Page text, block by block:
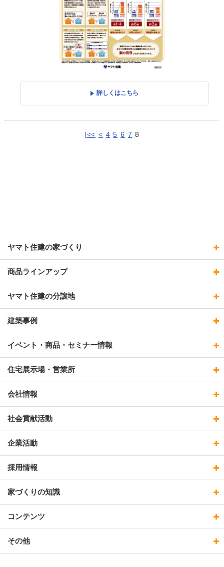
詳しくはこちら
|<< < 4 5 6 7 8
ヤマト住建の家づくり
商品ラインアップ
ヤマト住建の分譲地
建築事例
イベント・商品・セミナー情報
住宅展示場・営業所
会社情報
社会貢献活動
企業活動
採用情報
家づくりの知識
コンテンツ
その他